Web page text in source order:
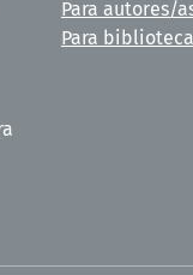
Para autores/
Para